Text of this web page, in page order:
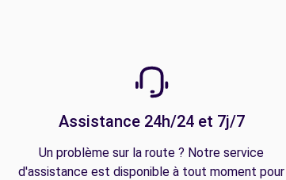
Assistance 24h/24 et 7j/7
Un problème sur la route ? Notre service
d'assistance est disponible à tout moment pour